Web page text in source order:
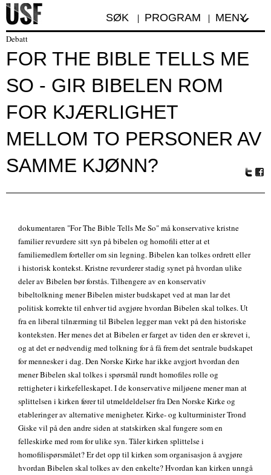
SØK PROGRAM MENY
Debatt
FOR THE BIBLE TELLS ME
SO - GIR BIBELEN ROM
FOR KJÆRLIGHET
MELLOM TO PERSONER AV
SAMME KJØNN?
dokumentaren "For The Bible Tells Me So" må konservative kristne
familier revurdere sitt syn på bibelen og homofili etter at et
familiemedlem forteller om sin legning. Bibelen kan tolkes ordrett eller
i historisk kontekst. Kristne revurderer stadig synet på hvordan ulike
deler av Bibelen bør forstås. Tilhengere av en konservativ
bibeltolkning mener Bibelen mister budskapet ved at man lar det
politisk korrekte til enhver tid avgjøre hvordan Bibelen skal tolkes. Ut
fra en liberal tilnærming til Bibelen legger man vekt på den historiske
konteksten. Her menes det at Bibelen er farget av tiden den er skrevet i,
og at det er nødvendig med tolkning for å få frem det sentrale budskapet
for mennesker i dag. Den Norske Kirke har ikke avgjort hvordan den
mener Bibelen skal tolkes i spørsmål rundt homofiles rolle og
rettigheter i kirkefelleskapet. I de konservative miljøene mener man at
splittelsen i kirken fører til utmeldeldelser fra Den Norske Kirke og
etableringer av alternative menigheter. Kirke- og kulturminister Trond
Giske vil på den andre siden at statskirken skal fungere som en
felleskirke med rom for ulike syn. Tåler kirken splittelse i
homofilispørsmålet? Er det opp til kirken som organisasjon å avgjøre
hvordan Bibelen skal tolkes av den enkelte? Hvordan kan kirken unngå